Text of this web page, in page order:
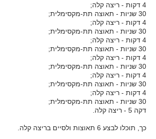
4 דקות - ריצה קלה;
30 שניות - תאוצה תת-מקסימלית;
4 דקות - ריצה קלה;
30 שניות - תאוצה תת-מקסימלית;
4 דקות - ריצה קלה;
30 שניות - תאוצה תת-מקסימלית;
4 דקות - ריצה קלה;
30 שניות - תאוצה תת-מקסימלית;
4 דקות - ריצה קלה;
30 שניות - תאוצה תת-מקסימלית;
4 דקות - ריצה קלה;
30 שניות - תאוצה תת-מקסימלית;
דקה 5 - ריצה קלה.
כך, תוכלו לבצע 6 תאוצות ולסיים בריצה קלה.